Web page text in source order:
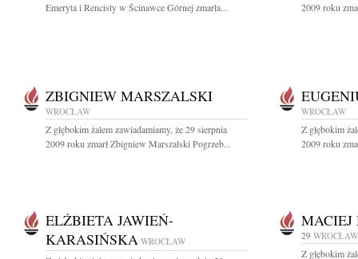
Emeryta i Rencisty w Ścinawce Górnej zmarła...
2009 roku
ZBIGNIEW MARSZALSKI
WROCŁAW
Z głębokim żalem zawiadamiamy, że 29 sierpnia
2009 roku zmarł Zbigniew Marszalski Pogrzeb...
WROCŁAW
Z głębokim
2009 roku
ELŻBIETA JAWIEŃ-
KARASIŃSKA WROCŁAW
MACIEJ
29 WROCŁAW
Z głębokim